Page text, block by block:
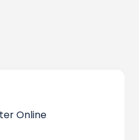
Online